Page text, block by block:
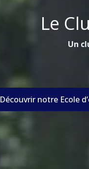
Le
Un
Découvrir notre Ecole